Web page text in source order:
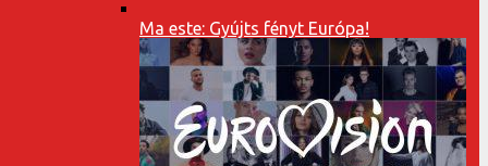
Ma este: Gyújts fényt Európa!